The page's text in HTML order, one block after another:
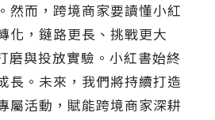
然而，跨境商家要讀懂小紅
化，鏈路更長、挑戰更大
與投放實驗。小紅書始終
長。未來，我們將持續打造
屬活動，賦能跨境商家深耕